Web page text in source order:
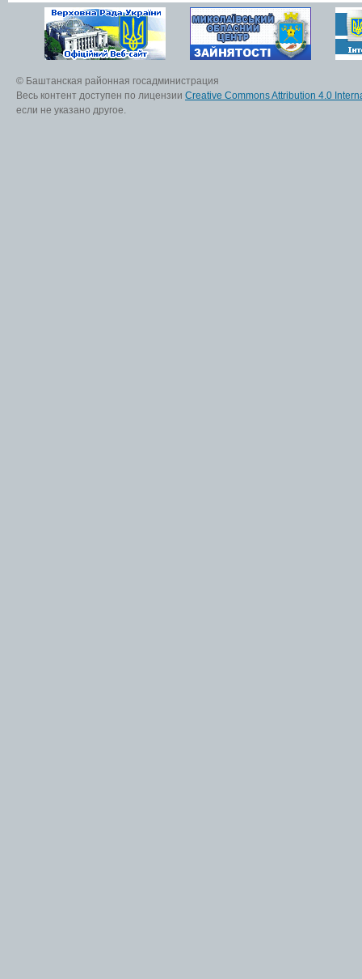
© Баштанская районная госадминистрация
Весь контент доступен по лицензии Creative Commons Attribution 4.0
если не указано другое.